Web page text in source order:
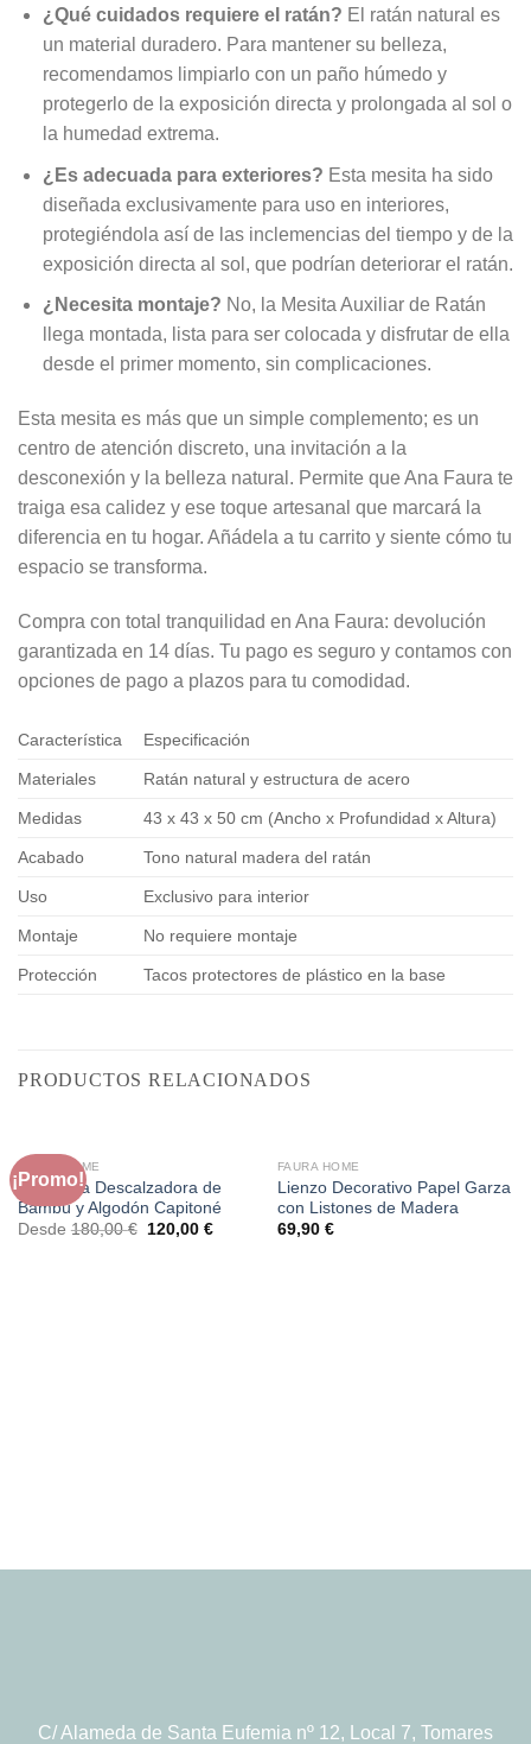
¿Qué cuidados requiere el ratán? El ratán natural es
un material duradero. Para mantener su belleza,
recomendamos limpiarlo con un paño húmedo y
protegerlo de la exposición directa y prolongada al sol o
la humedad extrema.
¿Es adecuada para exteriores? Esta mesita ha sido
diseñada exclusivamente para uso en interiores,
protegiéndola así de las inclemencias del tiempo y de la
exposición directa al sol, que podrían deteriorar el ratán.
¿Necesita montaje? No, la Mesita Auxiliar de Ratán
llega montada, lista para ser colocada y disfrutar de ella
desde el primer momento, sin complicaciones.
Esta mesita es más que un simple complemento; es un
centro de atención discreto, una invitación a la
desconexión y la belleza natural. Permite que Ana Faura te
traiga esa calidez y ese toque artesanal que marcará la
diferencia en tu hogar. Añádela a tu carrito y siente cómo tu
espacio se transforma.
Compra con total tranquilidad en Ana Faura: devolución
garantizada en 14 días. Tu pago es seguro y contamos con
opciones de pago a plazos para tu comodidad.
Característica Especificación
Materiales Ratán natural y estructura de acero
Medidas 43 x 43 x 50 cm (Ancho x Profundidad x Altura)
Acabado Tono natural madera del ratán
Uso Exclusivo para interior
Montaje No requiere montaje
Protección Tacos protectores de plástico en la base
PRODUCTOS RELACIONADOS
¡Promo!
FAURA HOME
Banqueta Descalzadora de
Bambú y Algodón Capitoné
Desde 180,00€
El
120,00 €El
FAURA HOME
Lienzo Decorativo Papel Garza
con Listones de Madera
69,90 €
C/ Alameda de Santa Eufemia nº 12, Local 7, Tomares